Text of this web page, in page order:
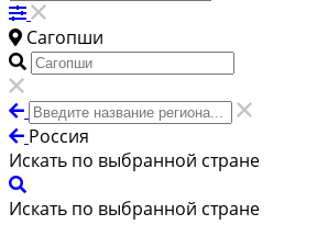
Сагопши
Россия
Искать по выбранной стране
Искать по выбранной стране